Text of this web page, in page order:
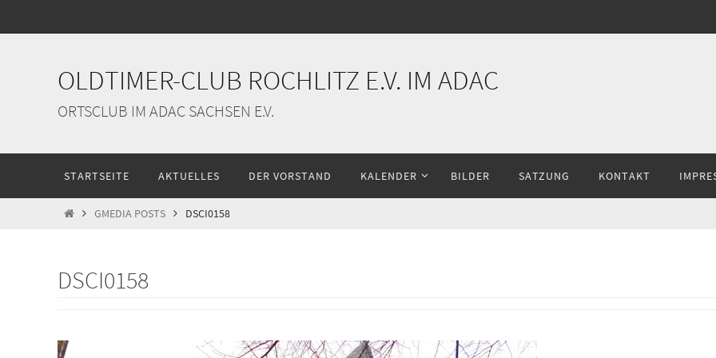
Inhalt
OLDTIMER-CLUB ROCHLITZ E.V. IM ADAC
ORTSCLUB IM ADAC SACHSEN E.V.
springen
STARTSEITE AKTUELLES DER VORSTAND KALENDER BILDER SATZUNG KONTAKT
STARTGMEDIA POSTS DSCI0158
DSCI0158